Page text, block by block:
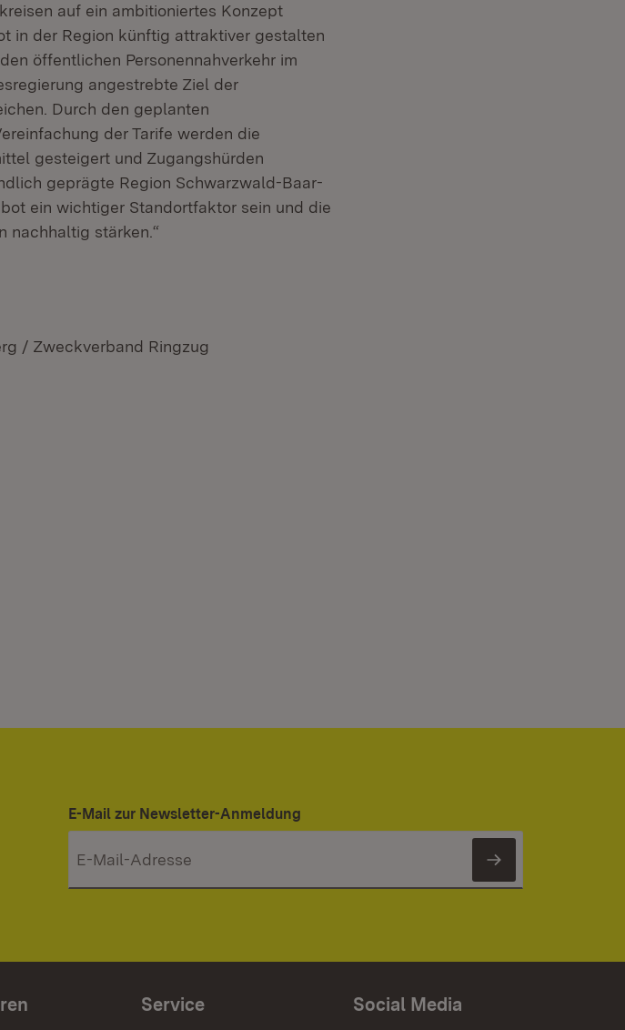
auf ein ambitioniertes Konzept
in der Region künftig attraktiver gestalten
öffentlichen Personennahverkehr im
angestrebte Ziel der
Durch den geplanten
der Tarife werden die
gesteigert und Zugangshürden
geprägte Region Schwarzwald-Baar-
ein wichtiger Standortfaktor sein und die
nachhaltig stärken.“
/ Zweckverband Ringzug
E-Mail zur Newsletter-Anmeldung
Newsletter
Service Social Media